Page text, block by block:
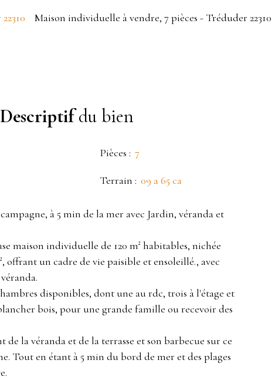
Maison individuelle à vendre, 7 pièces - Tréduder 22310
Descriptifdu bien
Pièces : 7
Terrain : 09 a 65 ca
à 5 min de la mer avec Jardin, véranda et
maison individuelle de 120 m² habitables, nichée
offrant un cadre de vie paisible et ensoleillé., avec
disponibles, dont une au rdc, trois à l'étage et
bois, pour une grande famille ou recevoir des
de la véranda et de la terrasse et son barbecue sur ce
Tout en étant à 5 min du bord de mer et des plages